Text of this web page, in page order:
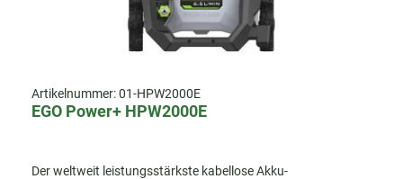
Artikelnummer:01-HPW2000E
EGO Power+ HPW2000E
Der weltweit leistungsstärkste kabellose Akku-